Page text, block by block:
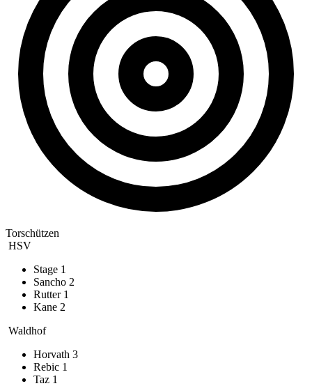
Torschützen
HSV
Stage 1
Sancho 2
Rutter 1
Kane 2
Waldhof
Horvath 3
Rebic 1
Taz 1